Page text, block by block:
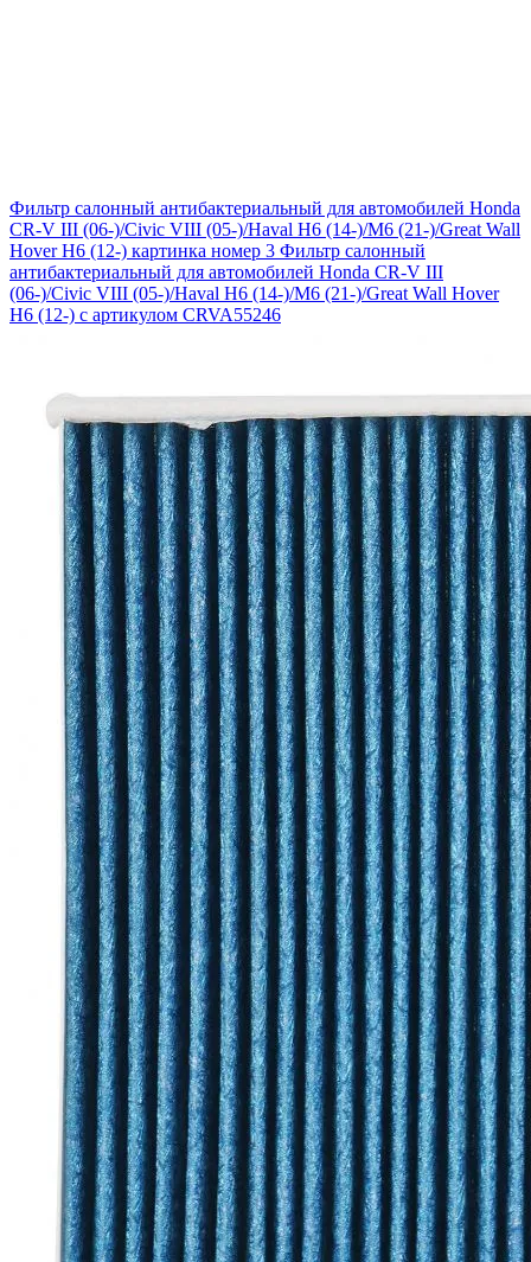
Фильтр салонный антибактериальный для автомобилей Honda
CR-V III (06-)/Civic VIII (05-)/Haval H6 (14-)/M6 (21-)/Great Wall
Hover H6 (12-) картинка номер 3 Фильтр салонный
антибактериальный для автомобилей Honda CR-V III
(06-)/Civic VIII (05-)/Haval H6 (14-)/M6 (21-)/Great Wall Hover
H6 (12-) с артикулом CRVA55246